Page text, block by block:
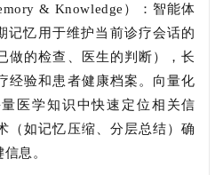
& Knowledge）：智能体
记忆用于维护当前诊疗会话的
做的检查、医生的判断），长
经验和患者健康档案。向量化
医学知识中快速定位相关信
（如记忆压缩、分层总结）确
息。